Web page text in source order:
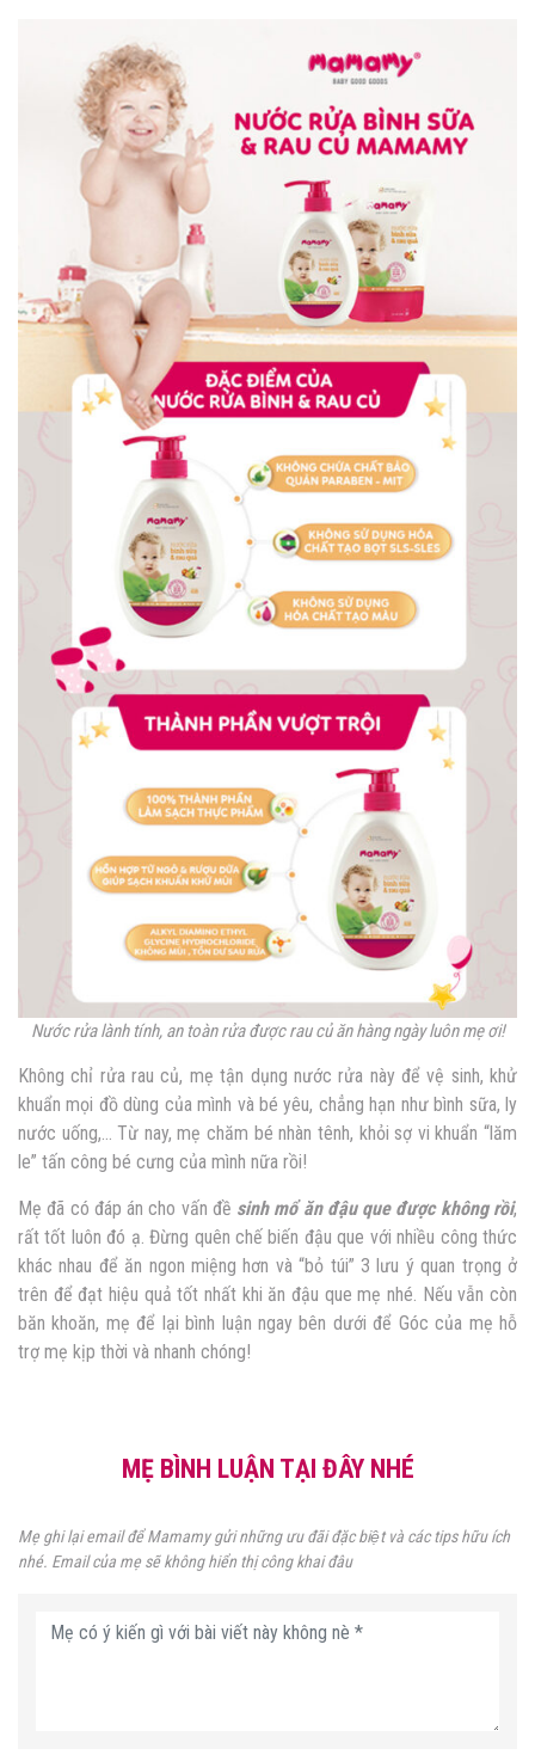
Nước rửa lành tính, an toàn rửa được rau củ ăn hàng ngày luôn mẹ ơi!
Không chỉ rửa rau củ, mẹ tận dụng nước rửa này để vệ sinh, khử
khuẩn mọi đồ dùng của mình và bé yêu, chẳng hạn như bình sữa, ly
nước uống,… Từ nay, mẹ chăm bé nhàn tênh, khỏi sợ vi khuẩn “lăm
le” tấn công bé cưng của mình nữa rồi!
Mẹ đã có đáp án cho vấn đề sinh mổ ăn đậu que được không rồi,
rất tốt luôn đó ạ. Đừng quên chế biến đậu que với nhiều công thức
khác nhau để ăn ngon miệng hơn và “bỏ túi” 3 lưu ý quan trọng ở
trên để đạt hiệu quả tốt nhất khi ăn đậu que mẹ nhé. Nếu vẫn còn
băn khoăn, mẹ để lại bình luận ngay bên dưới để Góc của mẹ hỗ
trợ mẹ kịp thời và nhanh chóng!
MẸ BÌNH LUẬN TẠI ĐÂY NHÉ
Mẹ ghi lại email để Mamamy gửi những ưu đãi đặc biệt và các tips hữu ích
nhé. Email của mẹ sẽ không hiển thị công khai đâu